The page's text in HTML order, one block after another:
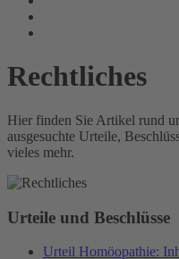
Rechtliches
Hier finden Sie Artikel rund
ausgesuchte Urteile,
vieles mehr.
Urteile und Beschlüsse
Urteil Homöopathie: